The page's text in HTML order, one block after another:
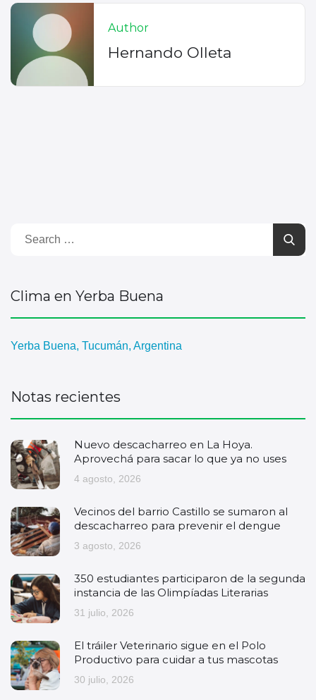
Author
Hernando Olleta
Clima en Yerba Buena
Yerba Buena, Tucumán, Argentina
Notas recientes
Nuevo descacharreo en La Hoya.
Aprovechá para sacar lo que ya no uses
4 agosto, 2026
Vecinos del barrio Castillo se sumaron al
descacharreo para prevenir el dengue
3 agosto, 2026
350 estudiantes participaron de la segunda
instancia de las Olimpíadas Literarias
31 julio, 2026
El tráiler Veterinario sigue en el Polo
Productivo para cuidar a tus mascotas
30 julio, 2026